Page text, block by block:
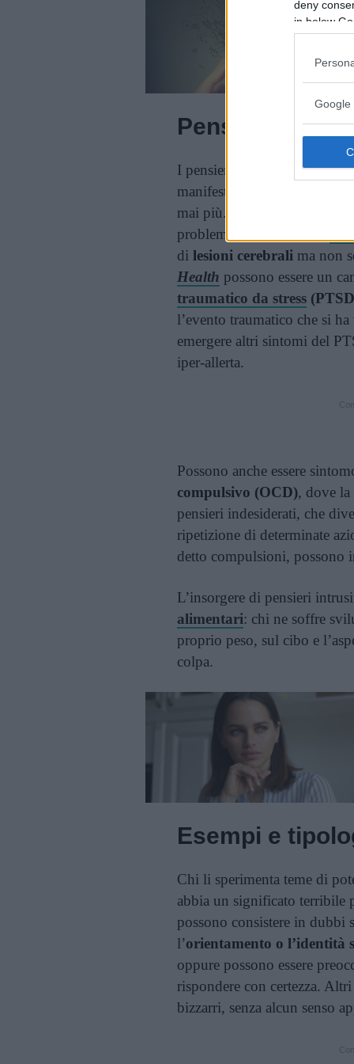
deny
in below
Google
Pensieri
I pensieri intrusivi possono
manifestano altrettanto in
mai più. In certi casi questi
problema grave, come la
di lesioni cerebrali ma non
Health possono essere un
traumatico da stress
l’evento traumatico che si
emergere altri sintomi del
iper-allerta.
Possono anche essere
compulsivo (OCD), dove
pensieri indesiderati, che
ripetizione di determinate
detto compulsioni, possono
L’insorgere di pensieri
alimentari: chi ne soffre
proprio peso, sul cibo e
colpa.
Esempi e
Chi li sperimenta teme di
abbia un significato terribile
possono consistere in dubbi
l’orientamento o l’identità
oppure possono essere
rispondere con certezza.
bizzarri, senza alcun senso